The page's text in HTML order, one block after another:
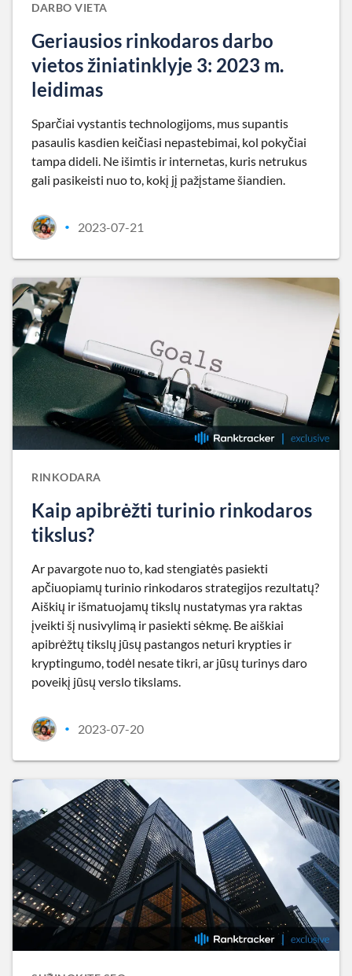
DARBO VIETA
Geriausios rinkodaros darbo
vietos žiniatinklyje 3: 2023 m.
leidimas
Sparčiai vystantis technologijoms, mus supantis
pasaulis kasdien keičiasi nepastebimai, kol pokyčiai
tampa dideli. Ne išimtis ir internetas, kuris netrukus
gali pasikeisti nuo to, kokį jį pažįstame šiandien.
• 2023-07-21
RINKODARA
Kaip apibrėžti turinio rinkodaros
tikslus?
Ar pavargote nuo to, kad stengiatės pasiekti
apčiuopiamų turinio rinkodaros strategijos rezultatų?
Aiškių ir išmatuojamų tikslų nustatymas yra raktas
įveikti šį nusivylimą ir pasiekti sėkmę. Be aiškiai
apibrėžtų tikslų jūsų pastangos neturi krypties ir
kryptingumo, todėl nesate tikri, ar jūsų turinys daro
poveikį jūsų verslo tikslams.
• 2023-07-20